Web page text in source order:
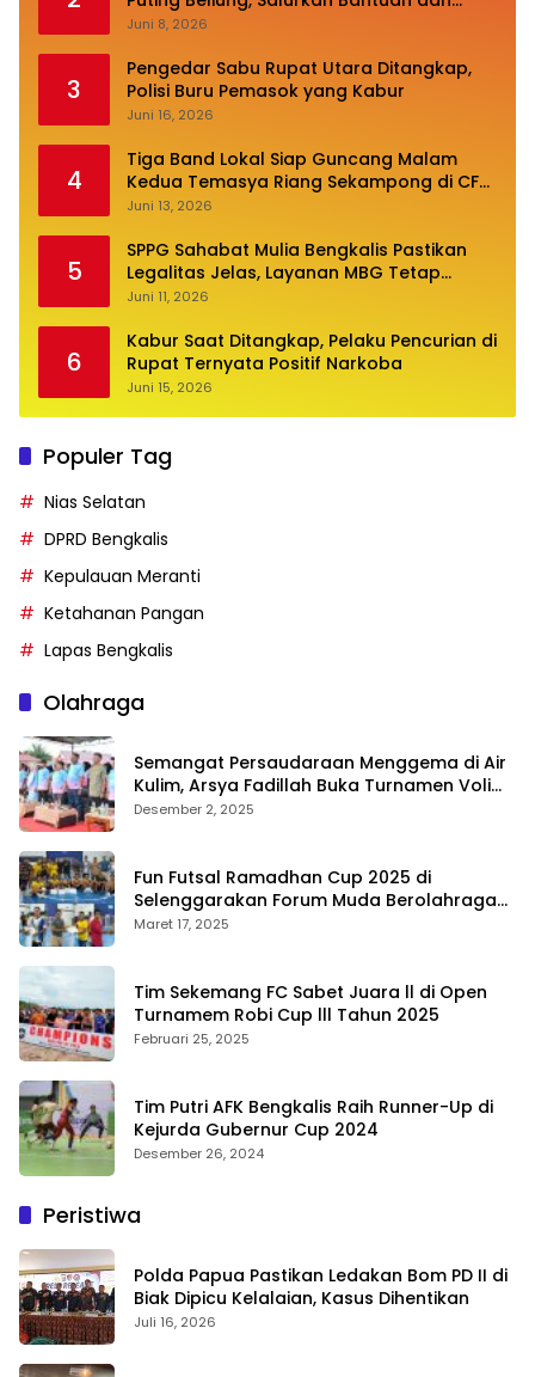
Desak Perbaikan Infrastruktur
Juni 8, 2026
3
Pengedar Sabu Rupat Utara Ditangkap,
Polisi Buru Pemasok yang Kabur
Juni 16, 2026
4
Tiga Band Lokal Siap Guncang Malam
Kedua Temasya Riang Sekampong di CFN
Jalan Pembangunan
Juni 13, 2026
5
SPPG Sahabat Mulia Bengkalis Pastikan
Legalitas Jelas, Layanan MBG Tetap
Optimal
Juni 11, 2026
6
Kabur Saat Ditangkap, Pelaku Pencurian di
Rupat Ternyata Positif Narkoba
Juni 15, 2026
Populer Tag
Nias Selatan
DPRD Bengkalis
Kepulauan Meranti
Ketahanan Pangan
Lapas Bengkalis
Olahraga
Semangat Persaudaraan Menggema di Air
Kulim, Arsya Fadillah Buka Turnamen Voli
Bermasa Cup II
Desember 2, 2025
Fun Futsal Ramadhan Cup 2025 di
Selenggarakan Forum Muda Berolahraga
Bengkalis
Maret 17, 2025
Tim Sekemang FC Sabet Juara ll di Open
Turnamem Robi Cup lll Tahun 2025
Februari 25, 2025
Tim Putri AFK Bengkalis Raih Runner-Up di
Kejurda Gubernur Cup 2024
Desember 26, 2024
Peristiwa
Polda Papua Pastikan Ledakan Bom PD II di
Biak Dipicu Kelalaian, Kasus Dihentikan
Juli 16, 2026